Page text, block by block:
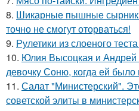
8. Шикарные пышные
точно не смогут оторваться!
9. Рулетики из слоеного
10. Юлия Высоцкая и Андрей
девочку Соню, когда ей было
11. Салат "Министерский".
советской элиты в